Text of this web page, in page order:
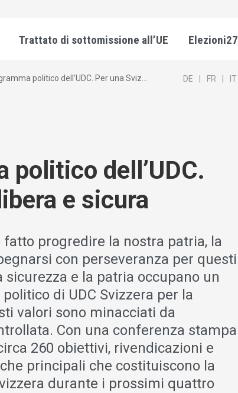
Trattato di sottomissione all’UE Elezioni27
politico dell’UDC. Per una Sviz... DE FR IT
politico dell’UDC.
e sicura
progredire la nostra patria, la
con perseveranza per questi
e la patria occupano un
di UDC Svizzera per la
valori sono minacciati da
Con una conferenza stampa
260 obiettivi, rivendicazioni e
principali che costituiscono la
durante i prossimi quattro